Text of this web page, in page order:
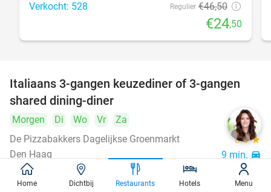
Verkocht: 528 Regulier €46,50
€24,50
50%
Italiaans 3-gangen keuzediner of 3-gangen
shared dining-diner
Morgen Di Wo Vr
Za
De Pizzabakkers Dagelijkse Groenmarkt
8.6star
Den Haag 9 min. directions_car
Verkocht: 760 Regulier ,95
Home Dichtbij Restaurants Hotels Menu